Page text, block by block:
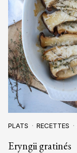
PLATS RECETTES
Eryngii gratinés